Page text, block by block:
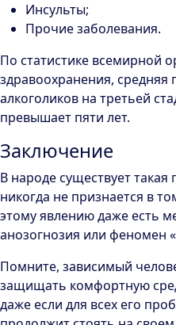
Инсульты;
Прочие заболевания.
По статистике всемирной
здравоохранения,
алкоголиков на третьей
превышает пяти лет.
Заключение
В народе существует такая
никогда не признается в
этому явлению даже есть
анозогнозия или феномен
Помните, зависимый
защищать комфортную
даже если для всех его